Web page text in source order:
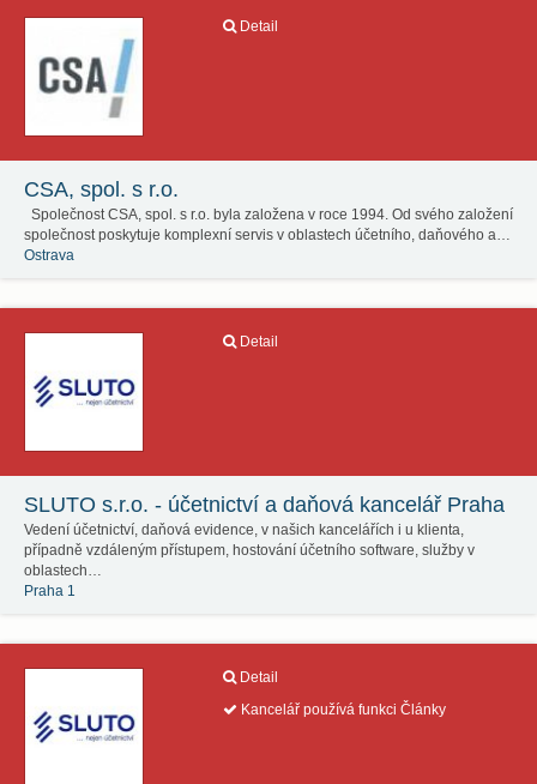
Detail
CSA, spol. s r.o.
Společnost CSA, spol. s r.o. byla založena v roce 1994. Od svého založení
společnost poskytuje komplexní servis v oblastech účetního, daňového a…
Ostrava
Detail
SLUTO s.r.o. - účetnictví a daňová kancelář Praha
Vedení účetnictví, daňová evidence, v našich kancelářích i u klienta,
případně vzdáleným přístupem, hostování účetního software, služby v
oblastech…
Praha 1
Detail
Kancelář používá funkci Články